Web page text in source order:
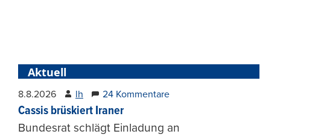
Aktuell
8.8.2026 lh 24 Kommentare
Cassis brüskiert Iraner
Bundesrat schlägt Einladung an